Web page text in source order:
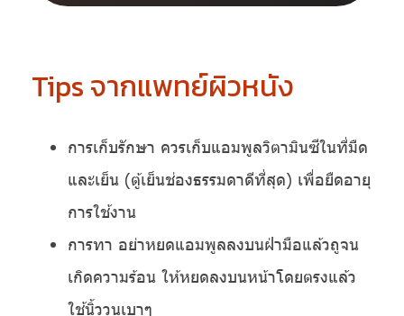
Tips จากแพทย์ผิวหนัง
การเก็บรักษา ควรเก็บแอมพูลวิตามินซีในที่มืด
และเย็น (ตู้เย็นช่องธรรมดาดีที่สุด) เพื่อยืดอายุ
การใช้งาน
การทา อย่าหยดแอมพูลลงบนฝ่ามือแล้วถูจน
เกิดความร้อน ให้หยดลงบนหน้าโดยตรงแล้ว
ใช้นิ้ววนเบาๆ